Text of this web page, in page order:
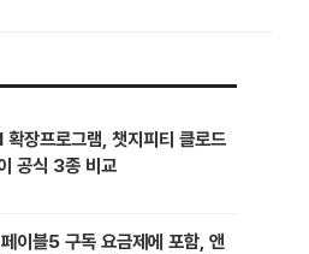
음 나왔을 때는 한국어 프롬프트 품질이
확장프로그램, 챗지피티 클로드
공식 3종 비교
이블5 구독 요금제에 포함, 앤